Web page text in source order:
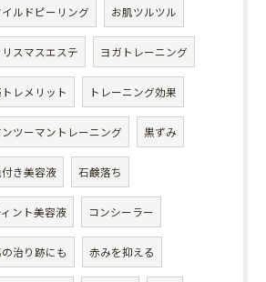
イルドピーリング お肌ツルツル
リスマスエステ ヨガトレーニング
レメリット トレーニング効果
ンツーマントレーニング 黒ずみ
き美容液 石鹸落ち
ィント美容液 コンシーラー
治り跡にも 赤みを抑える